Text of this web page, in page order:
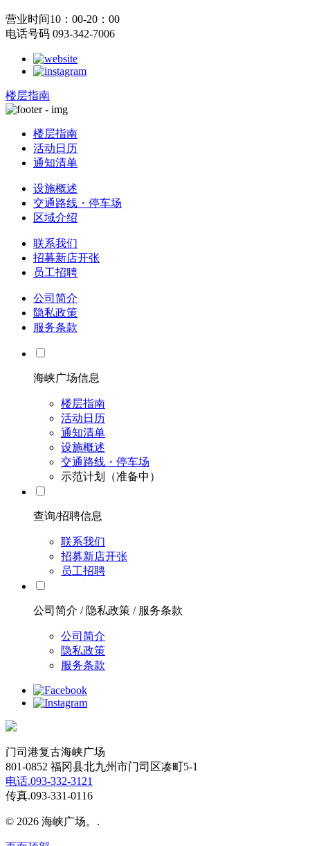
营业时间10：00-20：00
电话号码 093-342-7006
楼层指南
楼层指南
活动日历
通知清单
设施概述
交通路线・停车场
区域介绍
联系我们
招募新店开张
员工招聘
公司简介
隐私政策
服务条款
海峡广场信息
楼层指南
活动日历
通知清单
设施概述
交通路线・停车场
示范计划（准备中）
查询/招聘信息
联系我们
招募新店开张
员工招聘
公司简介 / 隐私政策 / 服务条款
公司简介
隐私政策
服务条款
门司港复古海峡广场
801-0852 福冈县北九州市门司区凑町5-1
电话.093-332-3121
传真.093-331-0116
© 2026 海峡广场。.